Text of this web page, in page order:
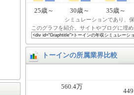
25歳～ 30歳～ 35歳～
シミュレーションであり、
このグラフを紹介。サイトやブログに埋
トーインの所属業界比較
560.4万